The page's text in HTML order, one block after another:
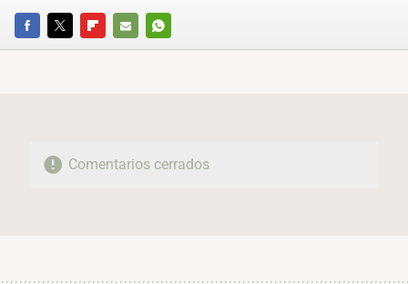
FACEBOOKTWITTERFLIPBOARD
E-
WHATSAPP
Comentarios cerrados